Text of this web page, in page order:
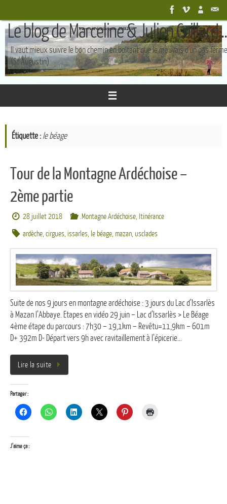
contenu
Le blog de Marceline & Julien Coillard
Il vaut mieux suivre le bon chemin en boîtant que le mauvais d'un pas ferme
(St Augustin)
Étiquette : le béage
Tour de la Montagne Ardéchoise –
2ème partie
28 juillet 2018 .Montagne Ardéchoise, Itinérance
ardèche,cirgues, issarles, le béage, mazan, usclades
Suite de nos 9 jours en montagne ardéchoise : 3 jours du Lac d’Issarlès
à Mazan l’Abbaye. Etapes en vidéo 29 juin – Lac d’Issarlès > Le Béage
4ème étape du parcours : 7h30 – 19,1km – Revêtu=11,9km – 601m
D+ 392m D- Départ vers 9h avec ravitaillement à l’épicerie…
Lire la suite
Partager :
J’aime ça :